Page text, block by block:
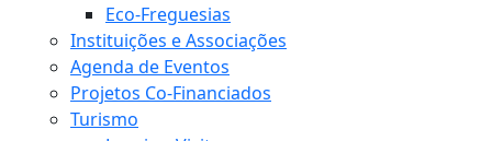
Eco-Freguesias
Instituições e Associações
Agenda de Eventos
Projetos Co-Financiados
Turismo